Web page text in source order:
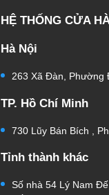
HỆ THỐNG CỬA
Hà Nội
263 Xã Đàn, Phường
TP. Hồ Chí Minh
730 Lũy Bán Bích ,
Tỉnh thành khác
Số nhà 54 Lý Nam